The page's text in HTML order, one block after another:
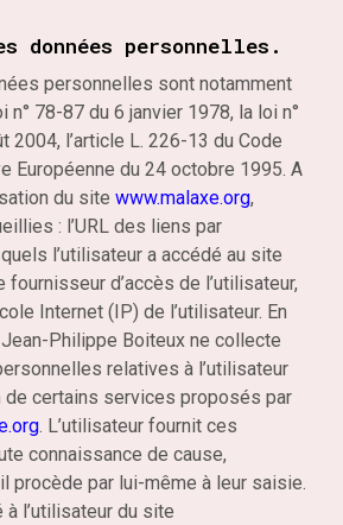
données personnelles.
personnelles sont notamment
n° 78-87 du 6 janvier 1978, la loi n°
2004, l’article L. 226-13 du Code
Européenne du 24 octobre 1995. A
du site www.malaxe.org,
: l’URL des liens par
l’utilisateur a accédé au site
fournisseur d’accès de l’utilisateur,
Internet (IP) de l’utilisateur. En
Philippe Boiteux ne collecte
relatives à l’utilisateur
de certains services proposés par
. L’utilisateur fournit ces
connaissance de cause,
procède par lui-même à leur saisie.
à l’utilisateur du site